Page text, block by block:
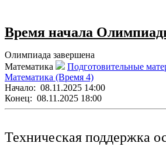
Время начала
Олимпиада завершена
Математика
Подготовительные
Математика (Время 4)
Начало: 08.11.2025 14:00
Конец: 08.11.2025 18:00
Техническая поддержка